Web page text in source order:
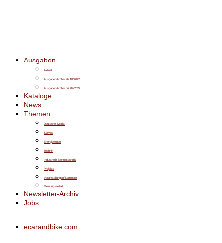
Ausgaben
Aktuell
Ausgaben-Archiv ab 10/2022
Ausgaben-Archiv bis 09/2022
Kataloge
News
Themen
Deutscher Markt
Service
Energiewende
Technik
Industrielle Elektrotechnik
Projekte
Veranstaltungen/Seminare
Meinungsvielfalt
Newsletter-Archiv
Jobs
ecarandbike.com